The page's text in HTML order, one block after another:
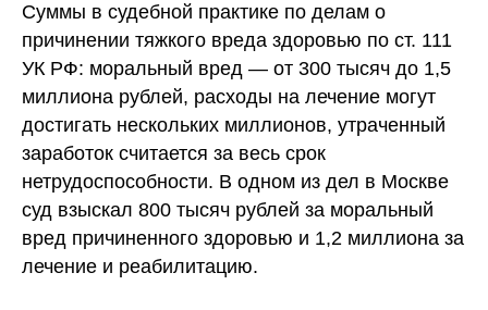
Суммы в судебной практике по делам о
причинении тяжкого вреда здоровью по ст. 111
УК РФ: моральный вред — от 300 тысяч до 1,5
миллиона рублей, расходы на лечение могут
достигать нескольких миллионов, утраченный
заработок считается за весь срок
нетрудоспособности. В одном из дел в Москве
суд взыскал 800 тысяч рублей за моральный
вред причиненного здоровью и 1,2 миллиона за
лечение и реабилитацию.